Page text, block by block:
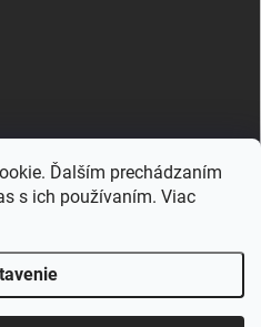
Ďalším prechádzaním
s ich používaním. Viac